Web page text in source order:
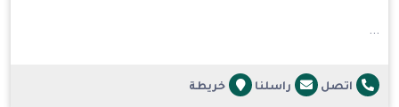
...
اتصل راسلنا خريطة